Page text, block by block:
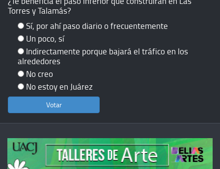
Torres y Talamás?
Sí, por ahí paso diario o frecuentemente
Un poco, sí
Indirectamente porque bajará el tráfico en los
alrededores
No creo
No estoy en Juárez